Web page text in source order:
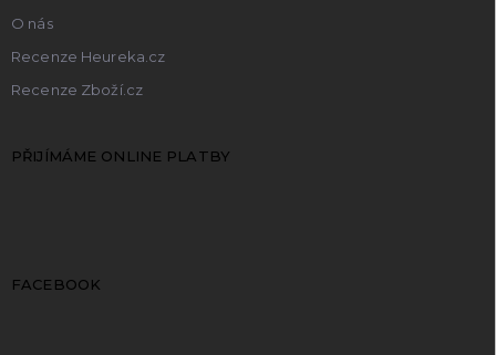
O nás
Recenze Heureka.cz
Recenze Zboží.cz
PŘIJÍMÁME ONLINE PLATBY
FACEBOOK